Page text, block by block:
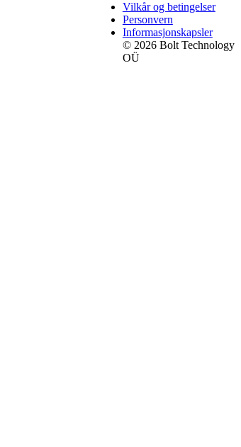
Vilkår og betingelser
Personvern
Informasjonskapsler
© 2026 Bolt Technology
OÜ